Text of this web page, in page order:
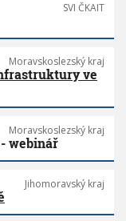
SVI ČKAIT
Moravskoslezský kraj
ve
Moravskoslezský kraj
- webinář
Jihomoravský kraj